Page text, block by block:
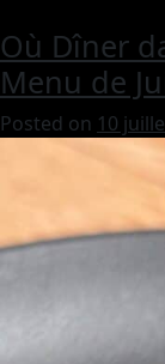
Où Dîner
Menu de
Posted on 10